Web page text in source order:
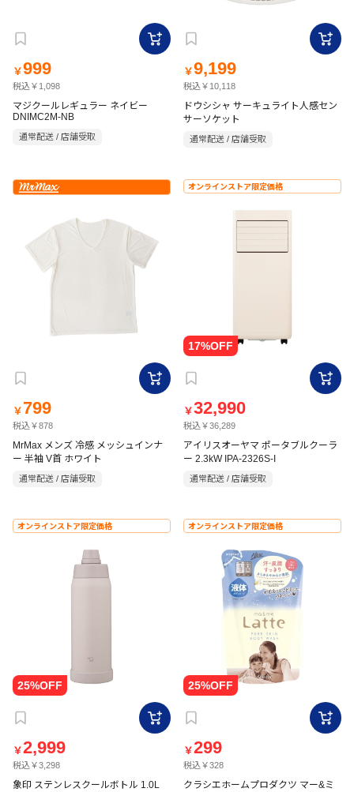
￥999
税込￥1,098
マジクールレギュラー ネイビー
DNIMC2M-NB
通常配送 / 店舗受取
￥9,199
税込￥10,118
ドウシシャ サーキュライト人感セン
サーソケット
通常配送 / 店舗受取
￥ 799
税込￥878
MrMax メンズ 冷感 メッシュインナ
ー 半袖 V首 ホワイト
通常配送 / 店舗受取
オンラインストア限定価格
￥32,990
税込￥36,289
アイリスオーヤマ ポータブルクーラ
ー 2.3kW IPA-2326S-I
通常配送 / 店舗受取
オンラインストア限定価格
￥2,999
税込￥3,298
象印 ステンレスクールボトル 1.0L
オンラインストア限定価格
￥299
税込￥328
クラシエホームプロダクツ マー&ミ